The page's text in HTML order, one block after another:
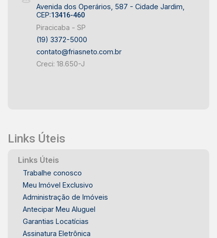
Avenida dos Operários, 587 - Cidade Jardim,
CEP:13416-460
Piracicaba - SP
(19) 3372-5000
contato@friasneto.com.br
Creci: 18.650-J
Links Úteis
Links Úteis
Trabalhe conosco
Meu Imóvel Exclusivo
Administração de Imóveis
Antecipar Meu Aluguel
Garantias Locatícias
Assinatura Eletrônica